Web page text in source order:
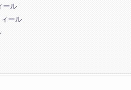
ール
ール